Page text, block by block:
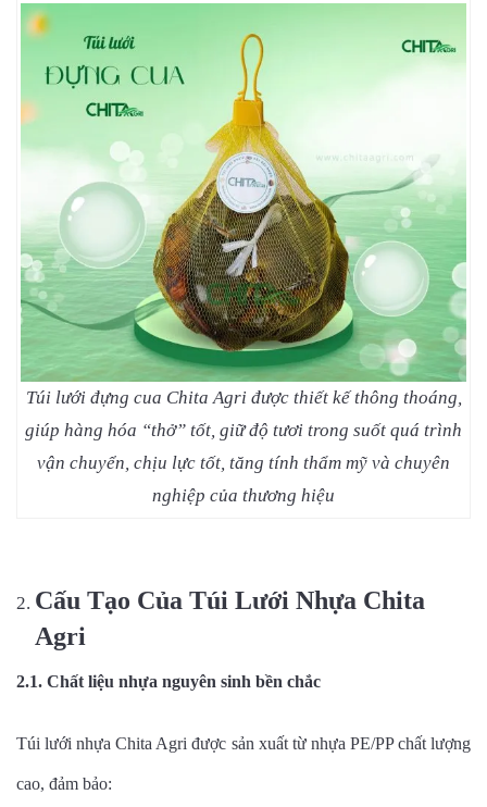
Túi lưới đựng cua Chita Agri được thiết kế thông thoáng,
giúp hàng hóa “thở” tốt, giữ độ tươi trong suốt quá trình
vận chuyển, chịu lực tốt, tăng tính thẩm mỹ và chuyên
nghiệp của thương hiệu
Cấu Tạo Của Túi Lưới Nhựa Chita
Agri
2.1. Chất liệu nhựa nguyên sinh bền chắc
Túi lưới nhựa Chita Agri được sản xuất từ nhựa PE/PP chất lượng
cao, đảm bảo: